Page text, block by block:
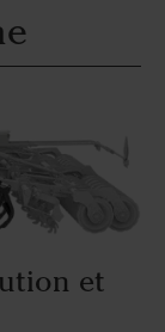
et